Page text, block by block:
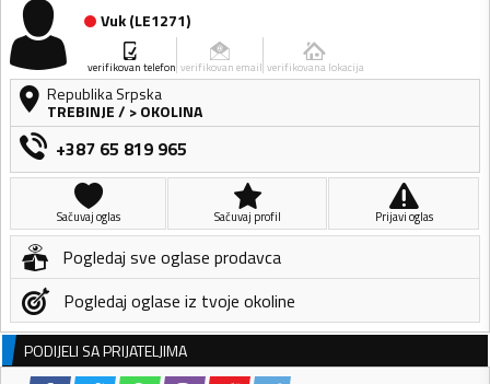
Vuk(LE1271)
verifikovan telefon verifikovan email verifikovana lokacija
Republika Srpska
TREBINJE/ > OKOLINA
+387 65 819 965
Sačuvaj oglas Sačuvaj profil Prijavi oglas
Pogledaj sve oglase prodavca
Pogledaj oglase iz tvoje okoline
PODIJELI SA PRIJATELJIMA